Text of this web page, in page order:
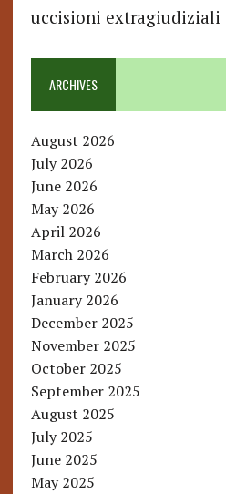
uccisioni extragiudiziali
ARCHIVES
August 2026
July 2026
June 2026
May 2026
April 2026
March 2026
February 2026
January 2026
December 2025
November 2025
October 2025
September 2025
August 2025
July 2025
June 2025
May 2025